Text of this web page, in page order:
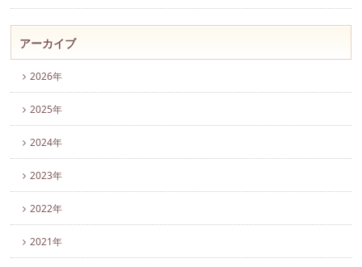
アーカイブ
2026年
2025年
2024年
2023年
2022年
2021年